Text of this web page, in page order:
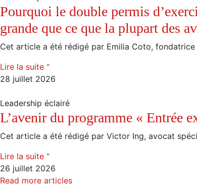
Pourquoi le double permis
grande que ce que la plupart des
Cet article a été rédigé par Emilia Coto,
Lire la suite "
28 juillet 2026
Leadership éclairé
L’avenir du programme « Entrée
Cet article a été rédigé par Victor Ing, avocat
Lire la suite "
26 juillet 2026
Read more articles